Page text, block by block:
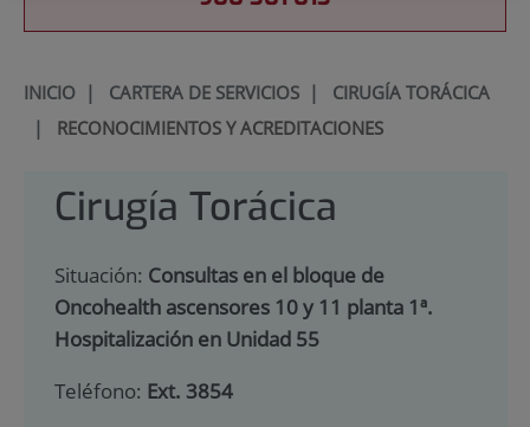
INICIO| CARTERA DE SERVICIOS| CIRUGÍA TORÁCICA
| RECONOCIMIENTOS Y ACREDITACIONES
Cirugía Torácica
Situación: Consultas en el bloque de
Oncohealth ascensores 10 y 11 planta 1ª.
Hospitalización en Unidad 55
Teléfono: Ext. 3854